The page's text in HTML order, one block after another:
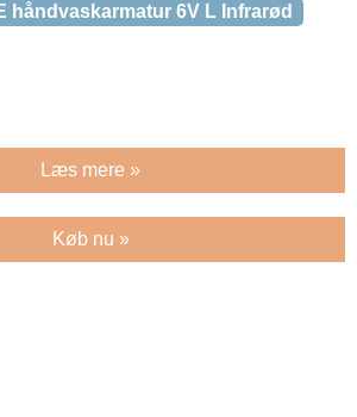
håndvaskarmatur 6V L Infrarød
Læs mere »
Køb nu »